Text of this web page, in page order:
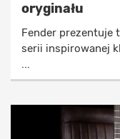
oryginału
Fender prezentuje
serii inspirowanej
...